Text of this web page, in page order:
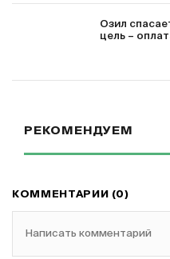
Озил
цель –
РЕКОМЕНДУЕМ
КОММЕНТАРИИ (0)
Написать комментарий